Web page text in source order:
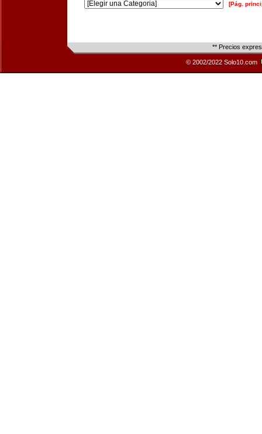
[Pág.
** Precios
© 2002/2022 Solo10.com